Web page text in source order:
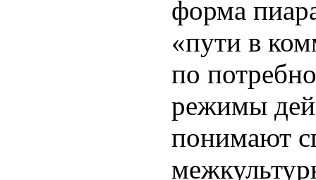
форма
«пути в
по
режимы
понимают